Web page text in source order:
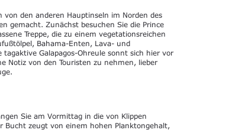
von den anderen Hauptinseln im Norden des
gemacht. Zunächst besuchen Sie die Prince
Treppe, die zu einem vegetationsreichen
Bahama-Enten, Lava- und
Galapagos-Ohreule sonnt sich hier vor
Notiz von den Touristen zu nehmen, lieber
Sie am Vormittag in die von Klippen
Bucht zeugt von einem hohen Planktongehalt,